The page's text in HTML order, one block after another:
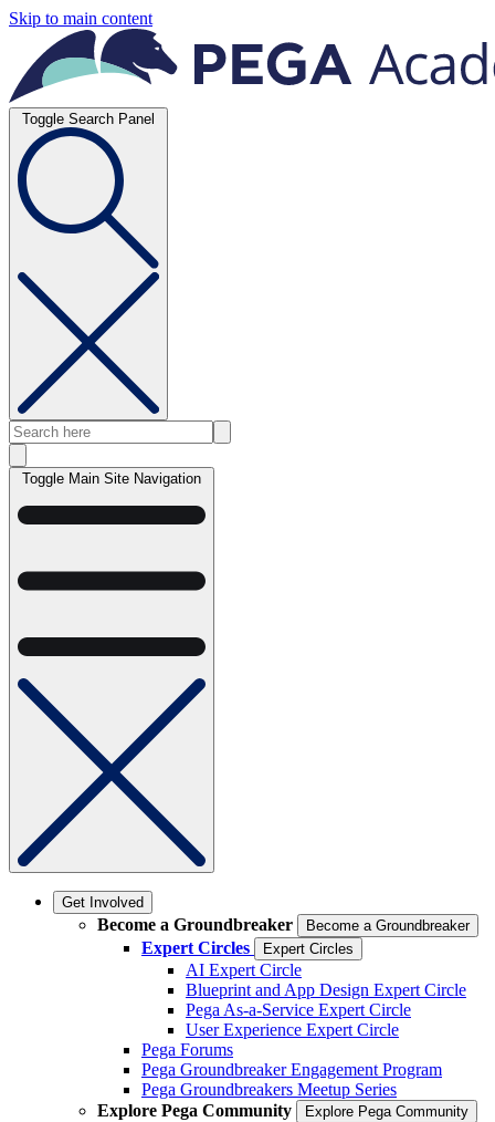
Skip to main content
Toggle Search Panel
Toggle Main Site Navigation
Get Involved
Become a Groundbreaker Become a Groundbreaker
Expert Circles Expert Circles
AI Expert Circle
Blueprint and App Design Expert Circle
Pega As-a-Service Expert Circle
User Experience Expert Circle
Pega Forums
Pega Groundbreaker Engagement Program
Pega Groundbreakers Meetup Series
Explore Pega Community
Explore Pega Community